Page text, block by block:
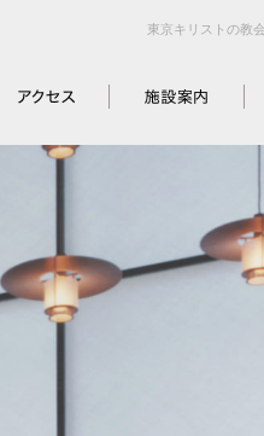
東京キリストの教
クセス 施設案内